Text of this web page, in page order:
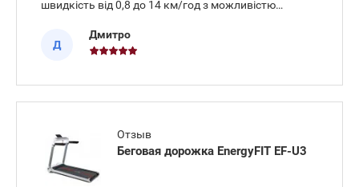
швидкість від 0,8 до 14 км/год з можливістю
потрібний темп від ходьби до інтенсивного бігу.
Працює мотор стабільно
Д
Дмитро
Отзыв
Беговая дорожка EnergyFIT EF-U3